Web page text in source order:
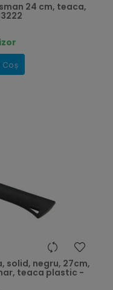
24 cm, teaca,
negru, 27cm,
teaca plastic -